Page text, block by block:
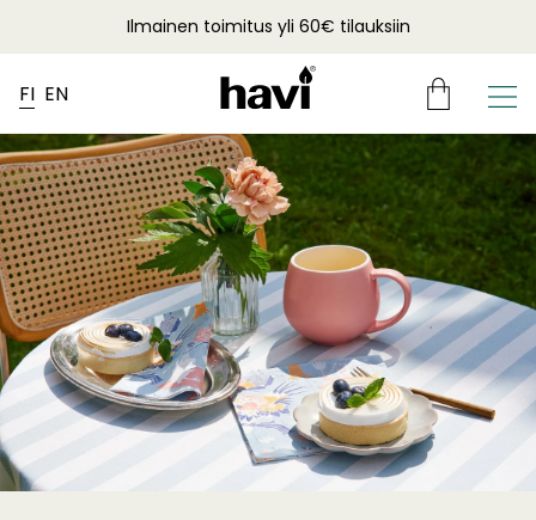
Ilmainen toimitus yli 60€ tilauksiin
FI EN